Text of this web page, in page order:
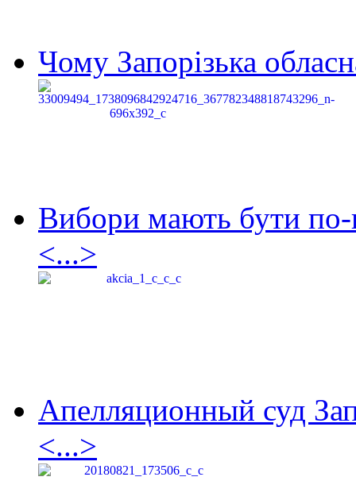
Чому Запорізька
Вибори мають бути по-
<...>
Апелляционный суд
<...>